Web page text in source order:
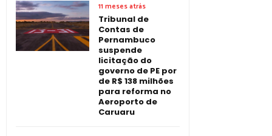
11 meses atrás
Tribunal de
Contas de
Pernambuco
suspende
licitação do
governo de PE por
de R$ 138 milhões
para reforma no
Aeroporto de
Caruaru